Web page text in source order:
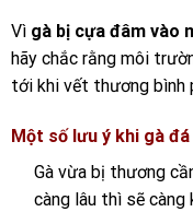
Vì gà bị cựa đâm vào
hãy chắc rằng môi
tới khi vết thương bình
Một số lưu ý khi gà
Gà vừa bị thương
càng lâu thì sẽ càng